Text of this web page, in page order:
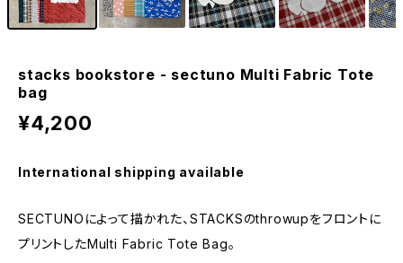
stacks bookstore - sectuno Multi Fabric Tote
bag
¥4,200
International shipping available
SECTUNOによって描かれた、STACKSのthrowupをフロントに
プリントしたMulti Fabric Tote Bag。